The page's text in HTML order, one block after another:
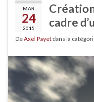
MAR
24
2015
cadre
DeAxel Payet dans la